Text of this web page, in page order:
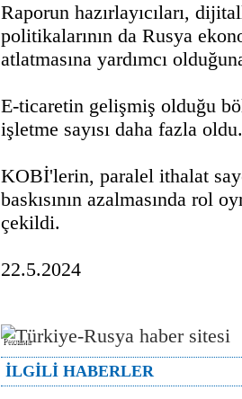
Raporun hazırlayıcıları,
politikalarının da Rusya
atlatmasına yardımcı
E-ticaretin gelişmiş olduğu
işletme sayısı daha fazla oldu.
KOBİ'lerin, paralel ithalat
baskısının azalmasında rol
çekildi.
22.5.2024
Реклама
İLGİLİ HABERLER